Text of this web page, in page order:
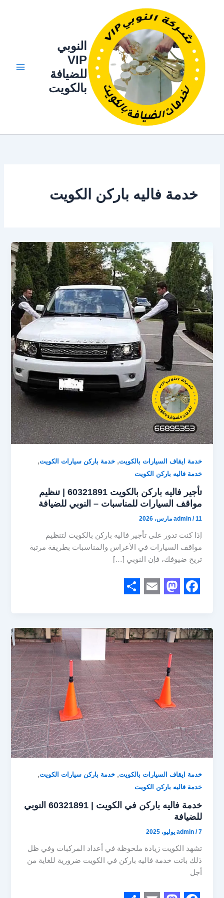
النوبي
VIP
للضيافة
بالكويت
خدمة فاليه باركن الكويت
خدمة ايقاف السيارات بالكويت,خدمة باركن سيارات الكويت,
خدمة فاليه باركن الكويت
تأجير فاليه باركن بالكويت 60321891 | تنظيم
مواقف السيارات للمناسبات – النوبي للضيافة
admin /11 مارس، 2026
إذا كنت تدور على تأجير فاليه باركن بالكويت لتنظيم
مواقف السيارات في الأعراس والمناسبات بطريقة مرتبة
تريح ضيوفك، فإن النوبي […]
c
e
b
o
o
k
s
t
o
d
o
n
a
i
l
a
r
e
خدمة ايقاف السيارات بالكويت,خدمة باركن سيارات الكويت,
خدمة فاليه باركن الكويت
خدمة فاليه باركن في الكويت | 60321891 النوبي
للضيافة
admin /7 يوليو، 2025
تشهد الكويت زيادة ملحوظة في أعداد المركبات وفي ظل
ذلك باتت خدمة فاليه باركن في الكويت ضرورية للغاية من
أجل